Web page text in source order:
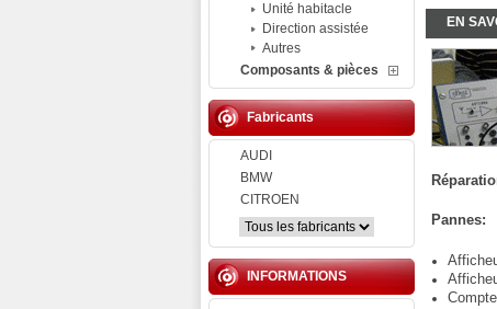
Unité habitacle
Direction assistée
Autres
Composants & pièces
Fabricants
AUDI
BMW
CITROEN
INFORMATIONS
EN
Pannes: